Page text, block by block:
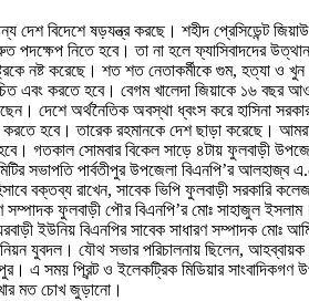
বিদেশে ষড়যন্ত্র করছে। শহীদ প্রেসিডেন্ট
নিতে হবে। তা না হলে ফ্যাসিবাদদের
নষ্ট করেছে। শত শত নেতাকর্মীকে গুম, হত্যা ও খুন
এবং করতে হবে। বেগম খালেদা জিয়াকে ১৬ বছর
দেশে অর্থনৈতিক অবস্থা ধ্বংস করে হাসিনা
হবে। তারেক রহমানকে দেশ ছাড়া করেছে। আমরা
গতকাল সোমবার বিকেল সাড়ে ৪টায় ফুলবাড়ী
সভাপতি পার্বতীপুর উপজেলা বিএনপি’র
বক্তব্য রাখেন, সাবেক ভিপি ফুলবাড়ী সরকারি
ফুলবাড়ী পৌর বিএনপি’র মোঃ সাহাজুল
ইউনিয় বিএনপির সাবেক সাধারণ সম্পাদক মোঃ
যুবদল। যৌথ সভার পরিচালনায় ছিলেন,
এ সময় প্রিন্ট ও ইলেকট্রিক মিডিয়ার
মত চোখ জুড়ানো।